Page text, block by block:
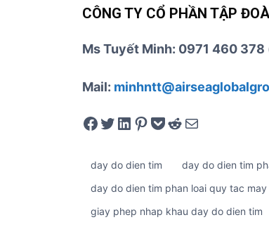
CÔNG TY CỔ PHẦN TẬP
Ms Tuyết Minh: 0971 460 378
Mail:
Share on Facebook Tweet on Twitter Share on LinkedIn Pin on Pinterest Save to pocket Share on Reddit Share via Email
day do dien tim day do dien tim
day do dien tim phan loai quy tac may
giay phep nhap khau day do dien tim